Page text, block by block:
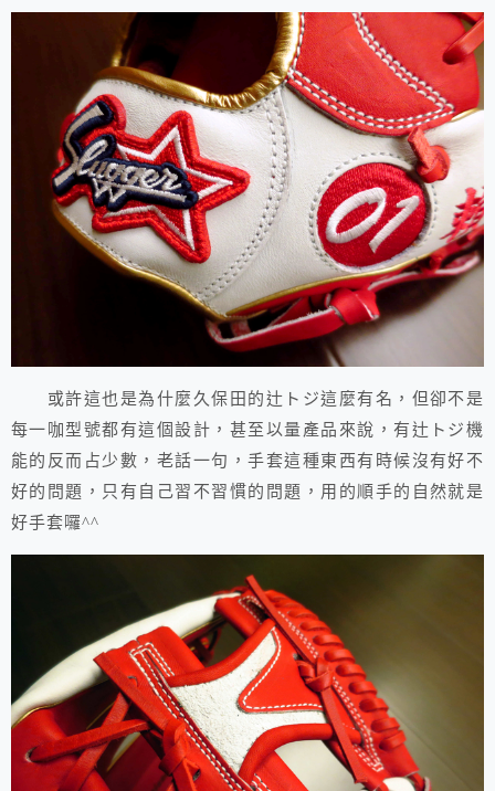
或許這也是為什麼久保田的辻トジ這麼有名，但卻不是
每一咖型號都有這個設計，甚至以量產品來說，有辻トジ機
能的反而占少數，老話一句，手套這種東西有時候沒有好不
好的問題，只有自己習不習慣的問題，用的順手的自然就是
好手套囉^^